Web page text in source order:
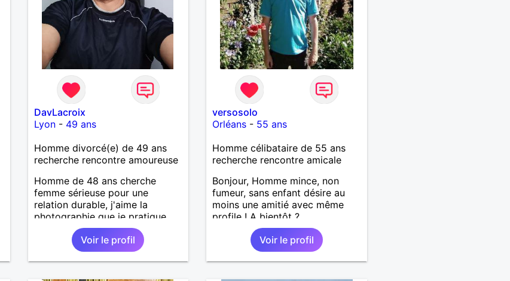
agréable à regarder. (Enfin je le
pense en tout cas 😂)
DavLacroix
Lyon- 49 ans
Homme divorcé(e) de 49 ans
recherche rencontre amoureuse
Homme de 48 ans cherche
femme sérieuse pour une
relation durable, j'aime la
photographie que je pratique,
mais l'art en général, j'aime
bricoler, marcher, resto, ciné,
mais aussi passer des moments
calme devant un bon film ou une
Voir le profil
versosolo
Orléans - 55 ans
Homme célibataire de 55 ans
recherche rencontre amicale
Bonjour, Homme mince, non
fumeur, sans enfant désire au
moins une amitié avec même
profile ! A bientôt ?
Voir le profil